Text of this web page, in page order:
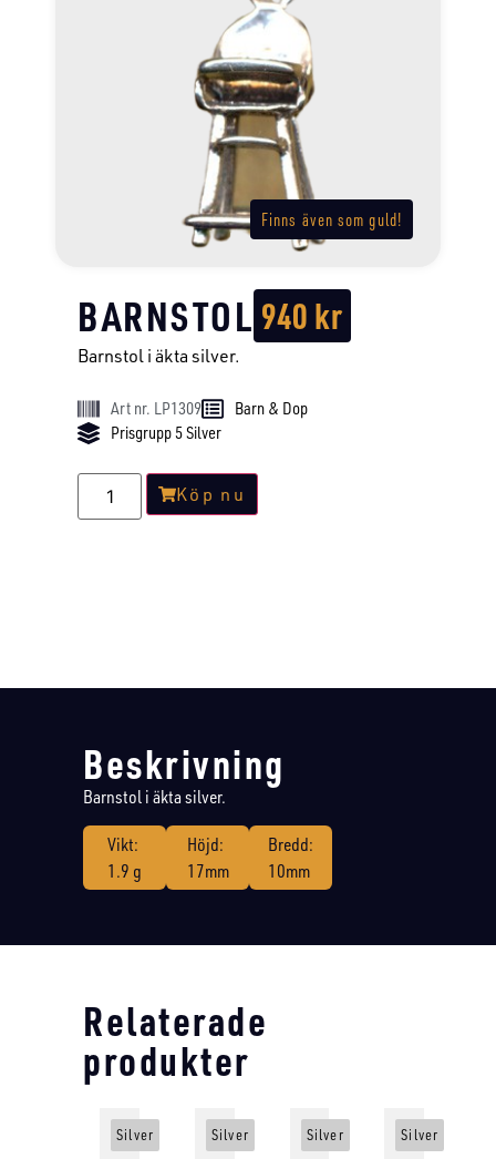
Finns även som guld!
BARNSTOL 940kr
Barnstol i äkta silver.
Art nr. LP1309
Barn & Dop
Prisgrupp 5 Silver
Köp nu
Beskrivning
Barnstol i äkta silver.
Vikt:
1.9 g
Höjd:
17mm
Bredd:
10mm
Relaterade
produkter
Silver Silver Silver Silver